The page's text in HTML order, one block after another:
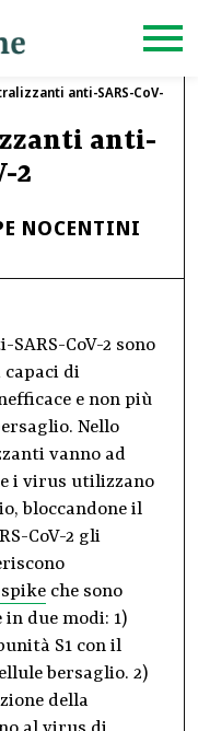
anti-SARS-CoV-
anti-
2
NOCENTINI
CoV-2 sono
di
e non più
Nello
vanno ad
i virus utilizzano
bloccandone il
CoV-2 gli
che sono
due modi: 1)
S1 con il
bersaglio. 2)
della